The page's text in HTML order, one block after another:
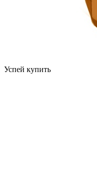
Успей купить